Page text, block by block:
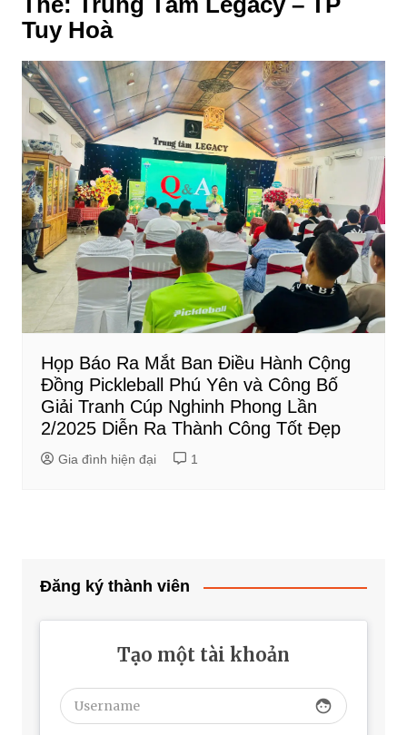
Tuy Hoà
Họp Báo Ra Mắt Ban Điều Hành Cộng
Đồng Pickleball Phú Yên và Công Bố
Giải Tranh Cúp Nghinh Phong Lần
2/2025 Diễn Ra Thành Công Tốt Đẹp
Gia đình hiện đại 1
Đăng ký thành viên
Tạo một tài khoản
face